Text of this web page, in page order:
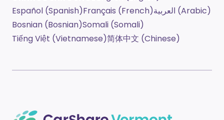
Español (Spanish)Français (French)
العربية (Arabic)
Bosnian (Bosnian)Somali (Somali)
Tiếng Việt (Vietnamese)简体中文 (Chinese)